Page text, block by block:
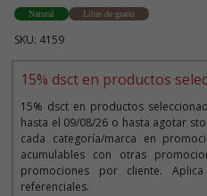
Natural Libre de grano
SKU: 4159
15% dsct en productos
15% dsct en productos
hasta el 09/08/26 o hasta agotar
cada categoría/marca en
acumulables con otras
promociones por cliente.
referenciales.